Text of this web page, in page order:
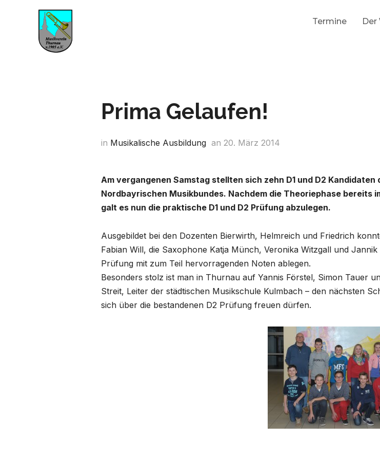
Termine Der
Prima Gelaufen!
in Musikalische Ausbildung an 20. März 2014
Am vergangenen Samstag stellten sich zehn D1 und D2
Nordbayrischen Musikbundes. Nachdem die Theoriephase bereits
galt es nun die praktische D1 und D2 Prüfung abzulegen.
Ausgebildet bei den Dozenten Bierwirth, Helmreich und Friedrich
Fabian Will, die Saxophone Katja Münch, Veronika Witzgall und
Prüfung mit zum Teil hervorragenden Noten ablegen.
Besonders stolz ist man in Thurnau auf Yannis Förstel, Simon Tauer
Streit, Leiter der städtischen Musikschule Kulmbach – den nächsten
sich über die bestandenen D2 Prüfung freuen dürfen.